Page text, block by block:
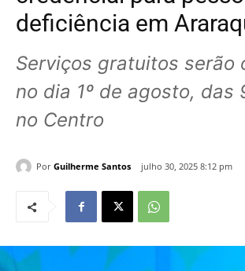
deficiência em
Serviços gratuitos serão
no dia 1º de agosto, das
no Centro
Por Guilherme Santos julho 30, 2025 8:12 pm